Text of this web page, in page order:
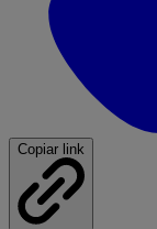
Copiar link